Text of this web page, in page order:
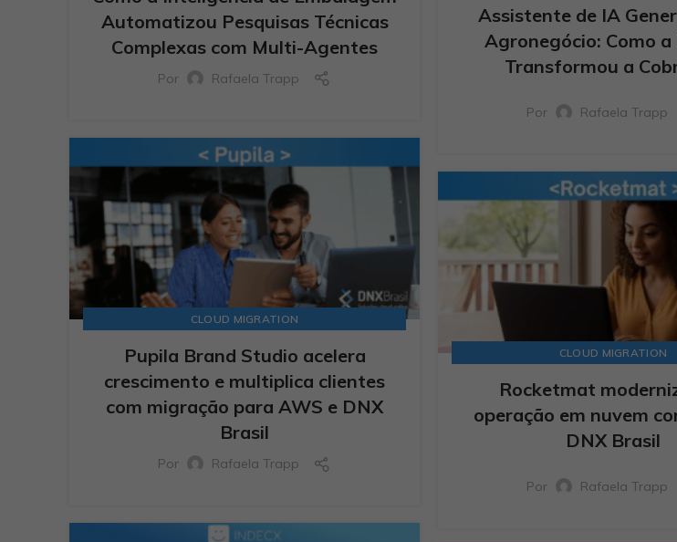
Automatizou Pesquisas Técnicas
Complexas com Multi-Agentes
Por Rafaela Trapp
Assistente de IA
Agronegócio: Como
Transformou a
Por Rafaela Trapp
CLOUD MIGRATION
Pupila Brand Studio acelera
crescimento e multiplica clientes
com migração para AWS e DNX
Brasil
Por Rafaela Trapp
CLOUD MIGRATION
Rocketmat
operação em nuvem
DNX Brasil
Por Rafaela Trapp